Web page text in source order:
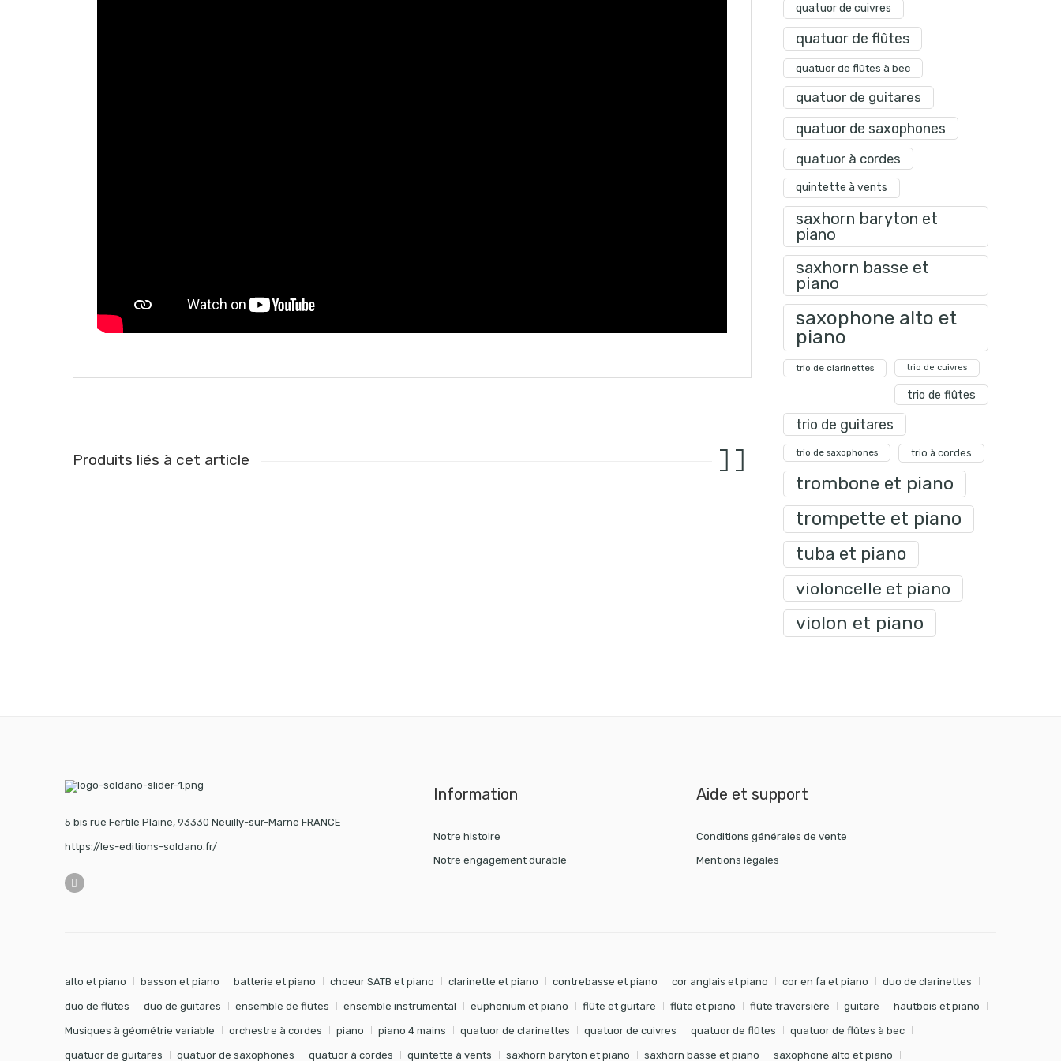
Produits liés à cet article
quatuor de cuivres
quatuor de flûtes
quatuor de flûtes à bec
quatuor de guitares
quatuor de saxophones
quatuor à cordes
quintette à vents
saxhorn baryton et
piano
saxhorn basse et
piano
saxophone alto et
piano
trio de clarinettes trio de cuivres
trio de flûtes
trio de guitares
trio de saxophones trio à cordes
trombone et piano
trompette et piano
tuba et piano
violoncelle et piano
violon et piano
5 bis rue Fertile Plaine, 93330 Neuilly-sur-Marne FRANCE
https://les-editions-soldano.fr/
Information
Notre histoire
Notre engagement durable
Aide et support
Conditions générales de vente
Mentions légales
alto et piano basson et piano batterie et piano choeur SATB et piano clarinette et piano contrebasse et piano cor anglais et piano cor en fa et piano duo de clarinettes
duo de flûtes duo de guitares ensemble de flûtes ensemble instrumental euphonium et piano flûte et guitare flûte et piano flûte traversière guitare hautbois et piano
Musiques à géométrie variable orchestre à cordes piano piano 4 mains quatuor de clarinettes quatuor de cuivres quatuor de flûtes quatuor de flûtes à bec
quatuor de guitares quatuor de saxophones quatuor à cordes quintette à vents saxhorn baryton et piano saxhorn basse et piano saxophone alto et piano